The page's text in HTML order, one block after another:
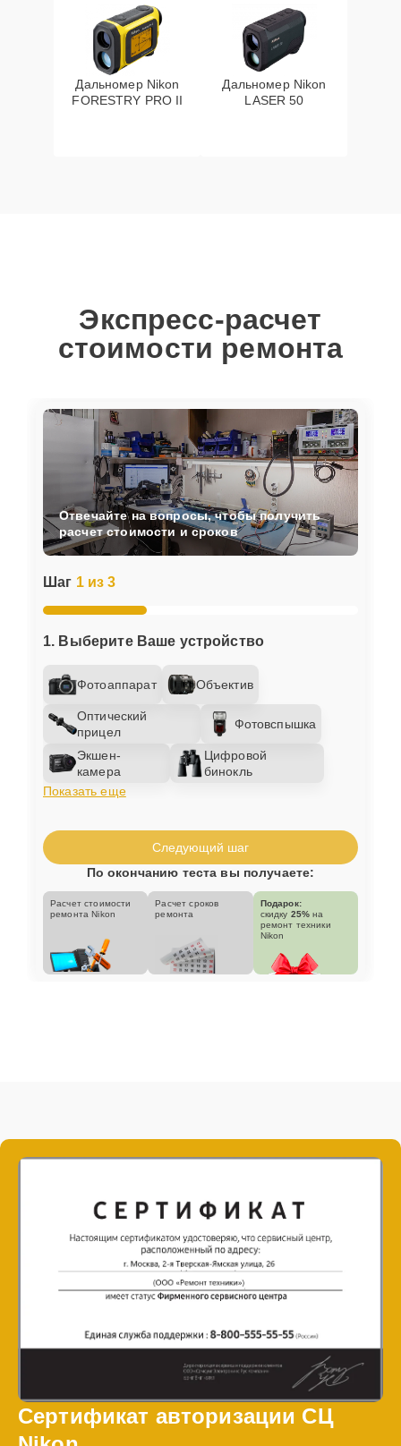
Дальномер Nikon
FORESTRY PRO II
Дальномер Nikon
LASER 50
Экспресс-расчет
стоимости ремонта
Шаг 1 из 3
1. Выберите Ваше устройство
Фотоаппарат Объектив
Оптический
прицел
Фотовспышка
Экшен-
камера
Цифровой
бинокль
Показать еще
Отвечайте на вопросы, чтобы получить
расчет стоимости и сроков
Следующий шаг
По окончанию теста вы получаете:
Расчет стоимости
ремонта Nikon
Расчет сроков
ремонта
Подарок:
скидку 25% на
ремонт техники
Nikon
Сертификат авторизации СЦ